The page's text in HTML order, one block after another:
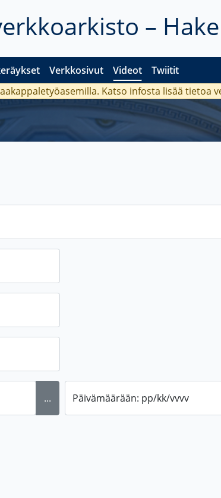
–
Verkkosivut Videot Twiitit
Katso infosta lisää tietoa
... Päivämäärään: pp/kk/vvvv